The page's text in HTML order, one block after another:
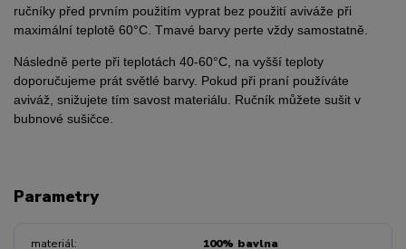
ručníky před prvním použitím vyprat bez použití aviváže při
maximální teplotě 60°C. Tmavé barvy perte vždy samostatně.
Následně perte při teplotách 40-60°C, na vyšší teploty
doporučujeme prát světlé barvy. Pokud při praní používáte
aviváž, snižujete tím savost materiálu. Ručník můžete sušit v
bubnové sušičce.
Parametry
materiál 100% bavlna